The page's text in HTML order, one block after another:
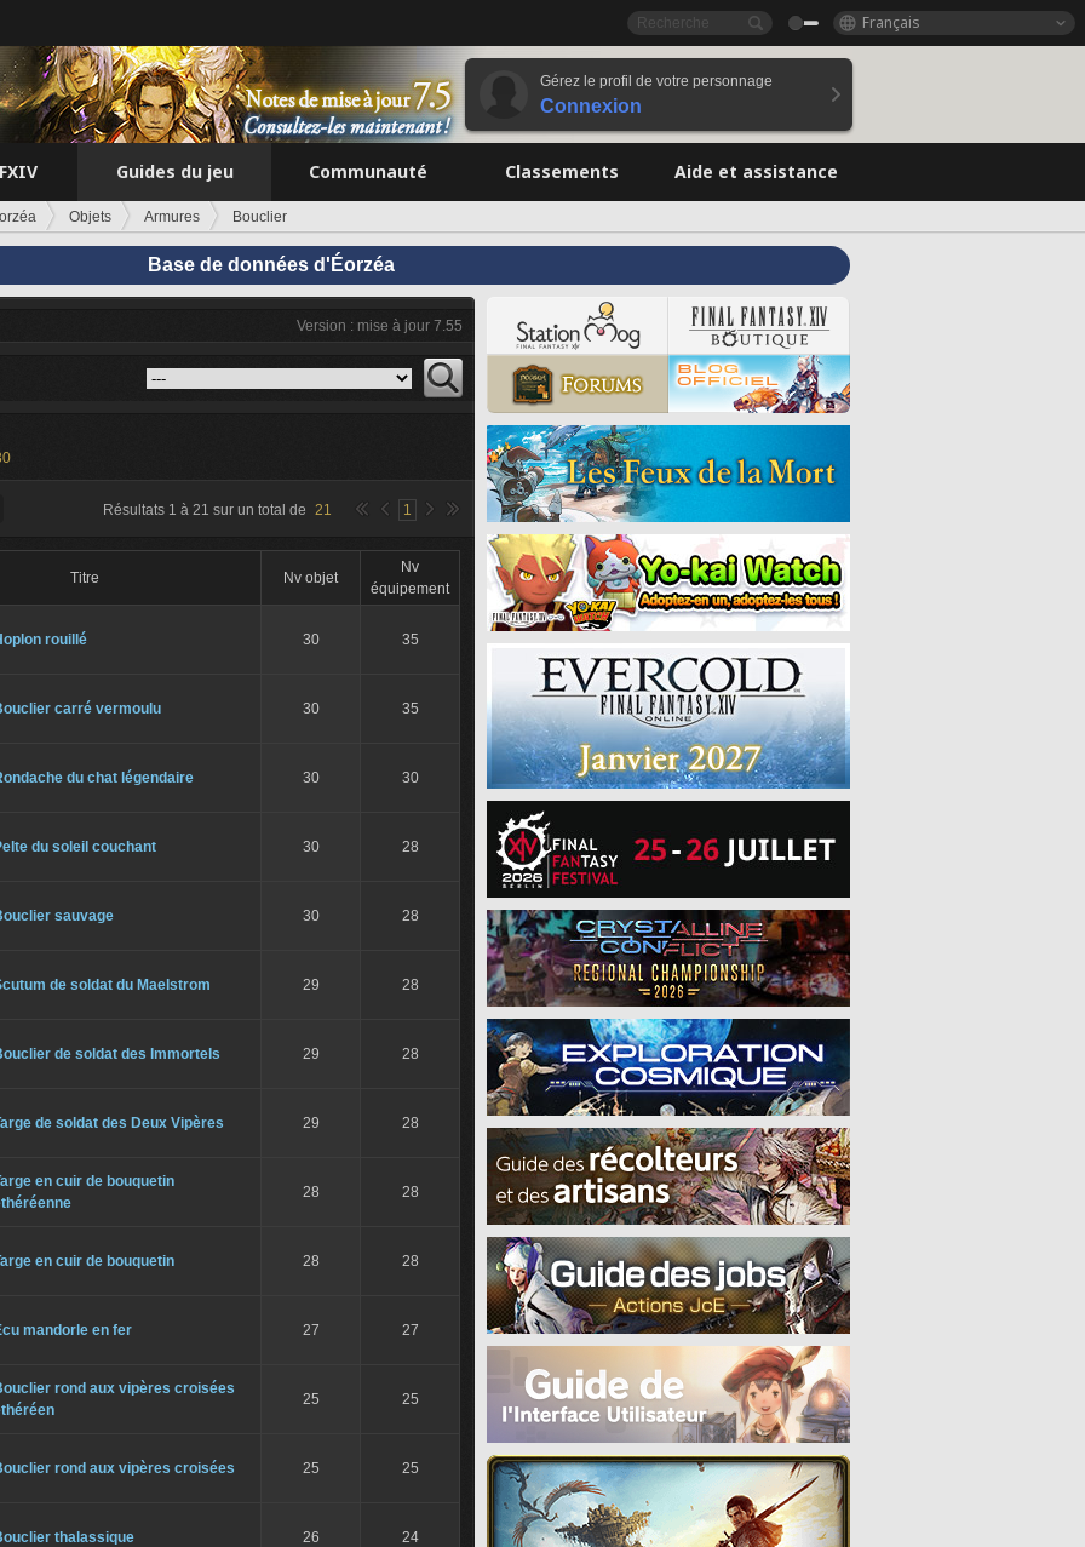
Français
Gérez le profil de votre personnage
Connexion
Guides du jeu Communauté Classements Aide et assistance
Objets Armures Bouclier
Base de données d'Éorzéa
Version : mise à jour 7.55
Résultats 1 à 21 sur un total de 21 1
Titre Nv objet
Nv
équipement
rouillé 30 35
carré vermoulu 30 35
du chat légendaire 30 30
du soleil couchant 30 28
sauvage 30 28
de soldat du Maelstrom 29 28
de soldat des Immortels 29 28
de soldat des Deux Vipères 29 28
en cuir de bouquetin
28 28
en cuir de bouquetin 28 28
mandorle en fer 27 27
rond aux vipères croisées
25 25
rond aux vipères croisées 25 25
thalassique 26 24